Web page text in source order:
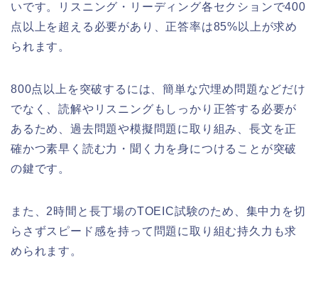
いです。リスニング・リーディング各セクションで400
点以上を超える必要があり、正答率は85%以上が求め
られます。
800点以上を突破するには、簡単な穴埋め問題などだけ
でなく、読解やリスニングもしっかり正答する必要が
あるため、過去問題や模擬問題に取り組み、長文を正
確かつ素早く読む力・聞く力を身につけることが突破
の鍵です。
また、2時間と長丁場のTOEIC試験のため、集中力を切
らさずスピード感を持って問題に取り組む持久力も求
められます。